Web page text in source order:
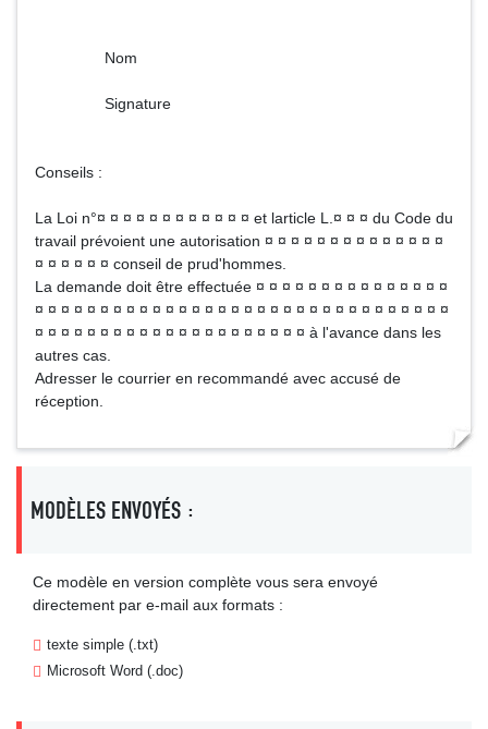
Nom
Signature
Conseils :
La Loi n°¤ ¤ ¤ ¤ ¤ ¤ ¤ ¤ ¤ ¤ ¤ ¤ et larticle L.¤ ¤ ¤ du Code du
travail prévoient une autorisation ¤ ¤ ¤ ¤ ¤ ¤ ¤ ¤ ¤ ¤ ¤ ¤ ¤ ¤
¤ ¤ ¤ ¤ ¤ ¤ conseil de prud'hommes.
La demande doit être effectuée ¤ ¤ ¤ ¤ ¤ ¤ ¤ ¤ ¤ ¤ ¤ ¤ ¤ ¤ ¤
¤ ¤ ¤ ¤ ¤ ¤ ¤ ¤ ¤ ¤ ¤ ¤ ¤ ¤ ¤ ¤ ¤ ¤ ¤ ¤ ¤ ¤ ¤ ¤ ¤ ¤ ¤ ¤ ¤ ¤ ¤ ¤
¤ ¤ ¤ ¤ ¤ ¤ ¤ ¤ ¤ ¤ ¤ ¤ ¤ ¤ ¤ ¤ ¤ ¤ ¤ ¤ ¤ à l'avance dans les
autres cas.
Adresser le courrier en recommandé avec accusé de
réception.
MODÈLES ENVOYÉS :
Ce modèle en version complète vous sera envoyé
directement par e-mail aux formats :
texte simple (.txt)
Microsoft Word (.doc)